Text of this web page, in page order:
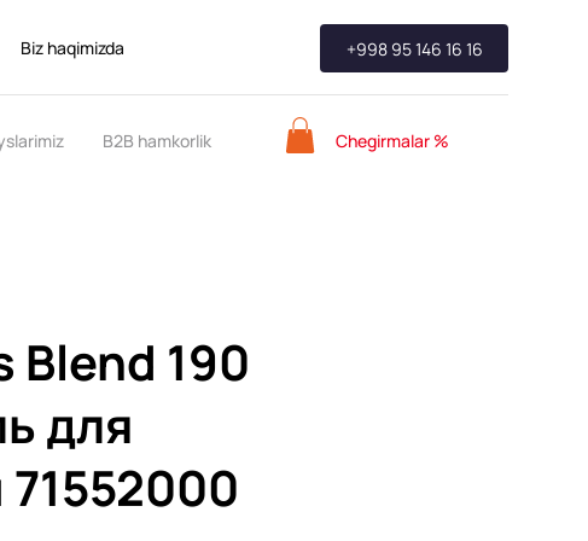
Biz haqimizda +998 95 146 16 16
B2B hamkorlik Chegirmalar %
Blend 190
для